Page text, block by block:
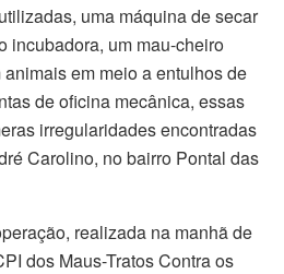
uma máquina de secar
incubadora, um mau-cheiro
em meio a entulhos de
de oficina mecânica, essas
irregularidades encontradas
Carolino, no bairro Pontal das
realizada na manhã de
dos Maus-Tratos Contra os